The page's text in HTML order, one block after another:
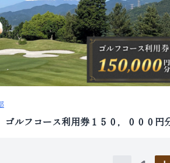
ルフコース利用券１５０，０００円